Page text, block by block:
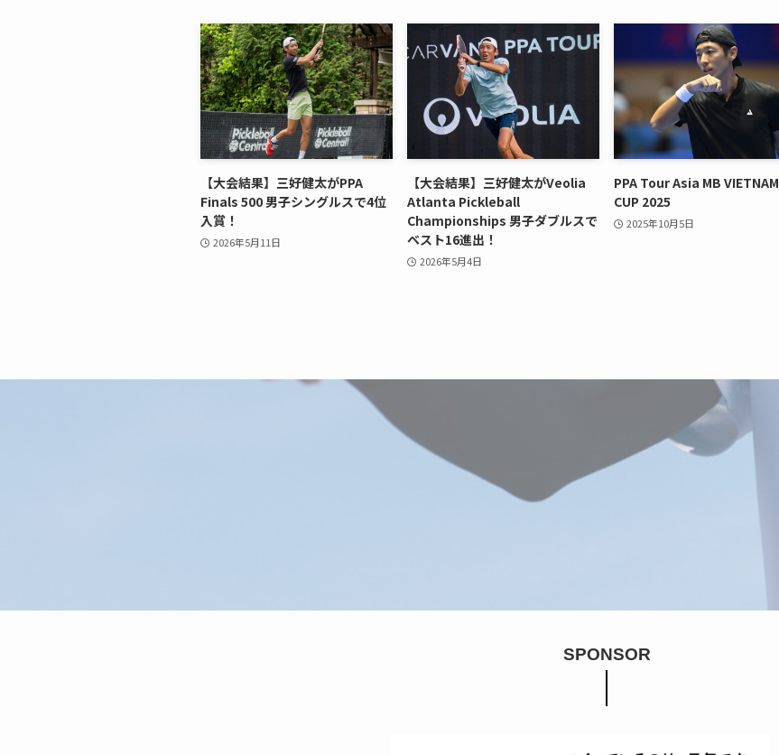
【大会結果】三好健太がPPA
Finals 500 男子シングルスで4位
入賞！
2026年5月11日
【大会結果】三好健太がVeolia
Atlanta Pickleball
Championships 男子ダブルスで
ベスト16進出！
2026年5月4日
PPA Tour Asia MB VIETNAM
CUP 2025
2025年10月5日
SPONSOR